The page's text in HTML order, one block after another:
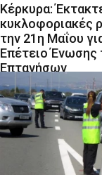
Κέρκυρα:
κυκλοφοριακές
την 21η Μαΐου
Επέτειο Ένωσης
Επτανήσων